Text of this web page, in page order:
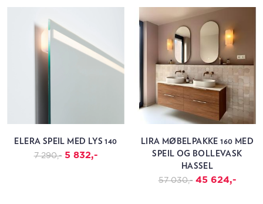
ELERA SPEIL MED LYS 140
7 290,- 5 832,-
LIRA MØBELPAKKE 160 MED
SPEIL OG BOLLEVASK
HASSEL
57 030,- 45 624,-